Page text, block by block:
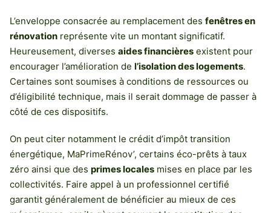
L’enveloppe consacrée au remplacement des fenêtres en
rénovation représente vite un montant significatif.
Heureusement, diverses aides financières existent pour
encourager l’amélioration de l’isolation des logements.
Certaines sont soumises à conditions de ressources ou
d’éligibilité technique, mais il serait dommage de passer à
côté de ces dispositifs.
On peut citer notamment le crédit d’impôt transition
énergétique, MaPrimeRénov’, certains éco-prêts à taux
zéro ainsi que des primes locales mises en place par les
collectivités. Faire appel à un professionnel certifié
garantit généralement de bénéficier au mieux de ces